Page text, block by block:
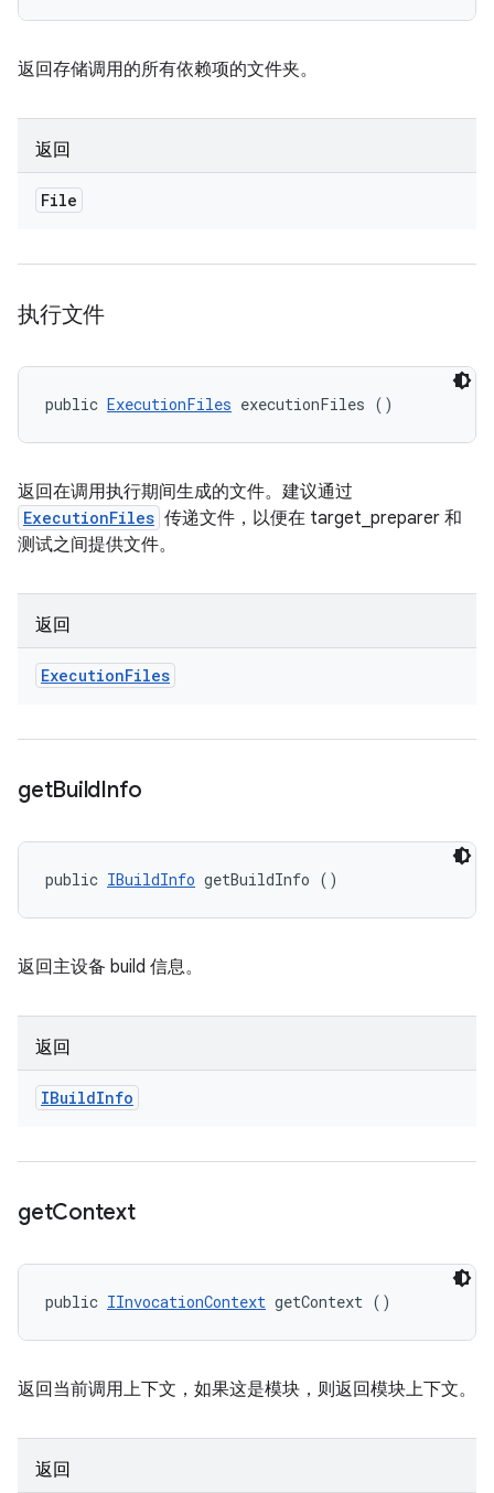
返回存储调用的所有依赖项的文件夹。
返回
File
执行文件
public ExecutionFiles executionFiles ()
返回在调用执行期间生成的文件。建议通过
ExecutionFiles 传递文件，以便在 target_preparer 和
测试之间提供文件。
返回
ExecutionFiles
getBuildInfo
public IBuildInfo getBuildInfo ()
返回主设备 build 信息。
返回
IBuildInfo
getContext
public IInvocationContext getContext ()
返回当前调用上下文，如果这是模块，则返回模块上下文。
返回